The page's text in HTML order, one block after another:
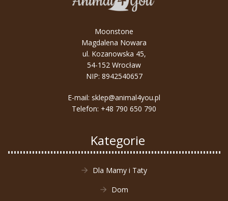
Moonstone
Magdalena Nowara
ul. Kozanowska 45,
54-152 Wrocław
NIP: 8942540657
E-mail: sklep@animal4you.pl
Telefon: +48 790 650 790
Kategorie
Dla Mamy i Taty
Dom